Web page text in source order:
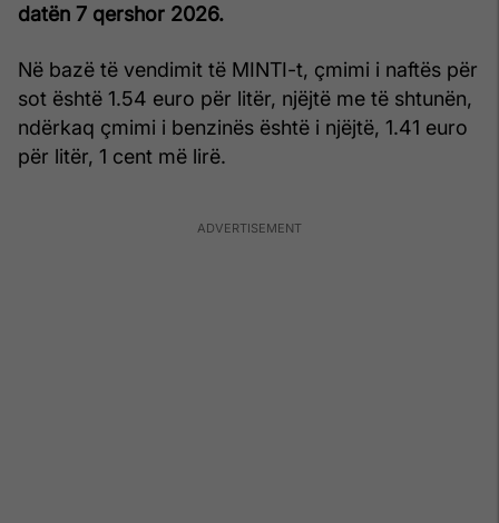
datën 7 qershor 2026.
Në bazë të vendimit të MINTI-t, çmimi i naftës për
sot është 1.54 euro për litër, njëjtë me të shtunën,
ndërkaq çmimi i benzinës është i njëjtë, 1.41 euro
për litër, 1 cent më lirë.